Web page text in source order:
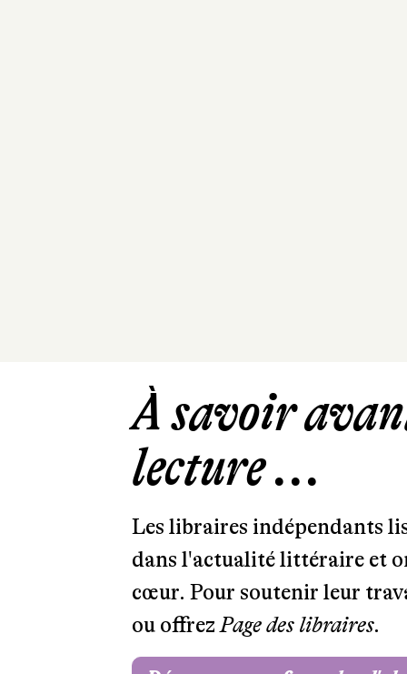
À savoir
lecture ...
Les libraires indépendants
dans l'actualité littéraire et
cœur. Pour soutenir leur
ou offrezPage des libraires.